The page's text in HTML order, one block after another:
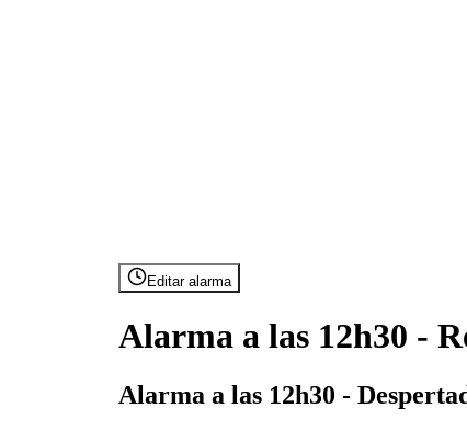
Editar alarma
Alarma a las 12h30 -
Alarma a las 12h30 -